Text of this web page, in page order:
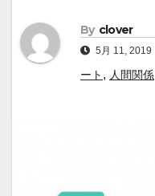
By clover
5月 11, 2019
ート , 人間関係